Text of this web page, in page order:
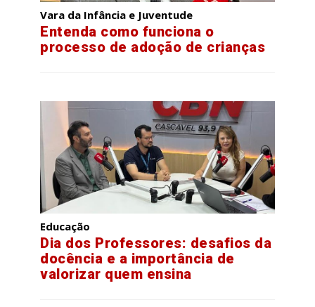
Vara da Infância e Juventude
Entenda como funciona o
processo de adoção de crianças
Educação
Dia dos Professores: desafios da
docência e a importância de
valorizar quem ensina